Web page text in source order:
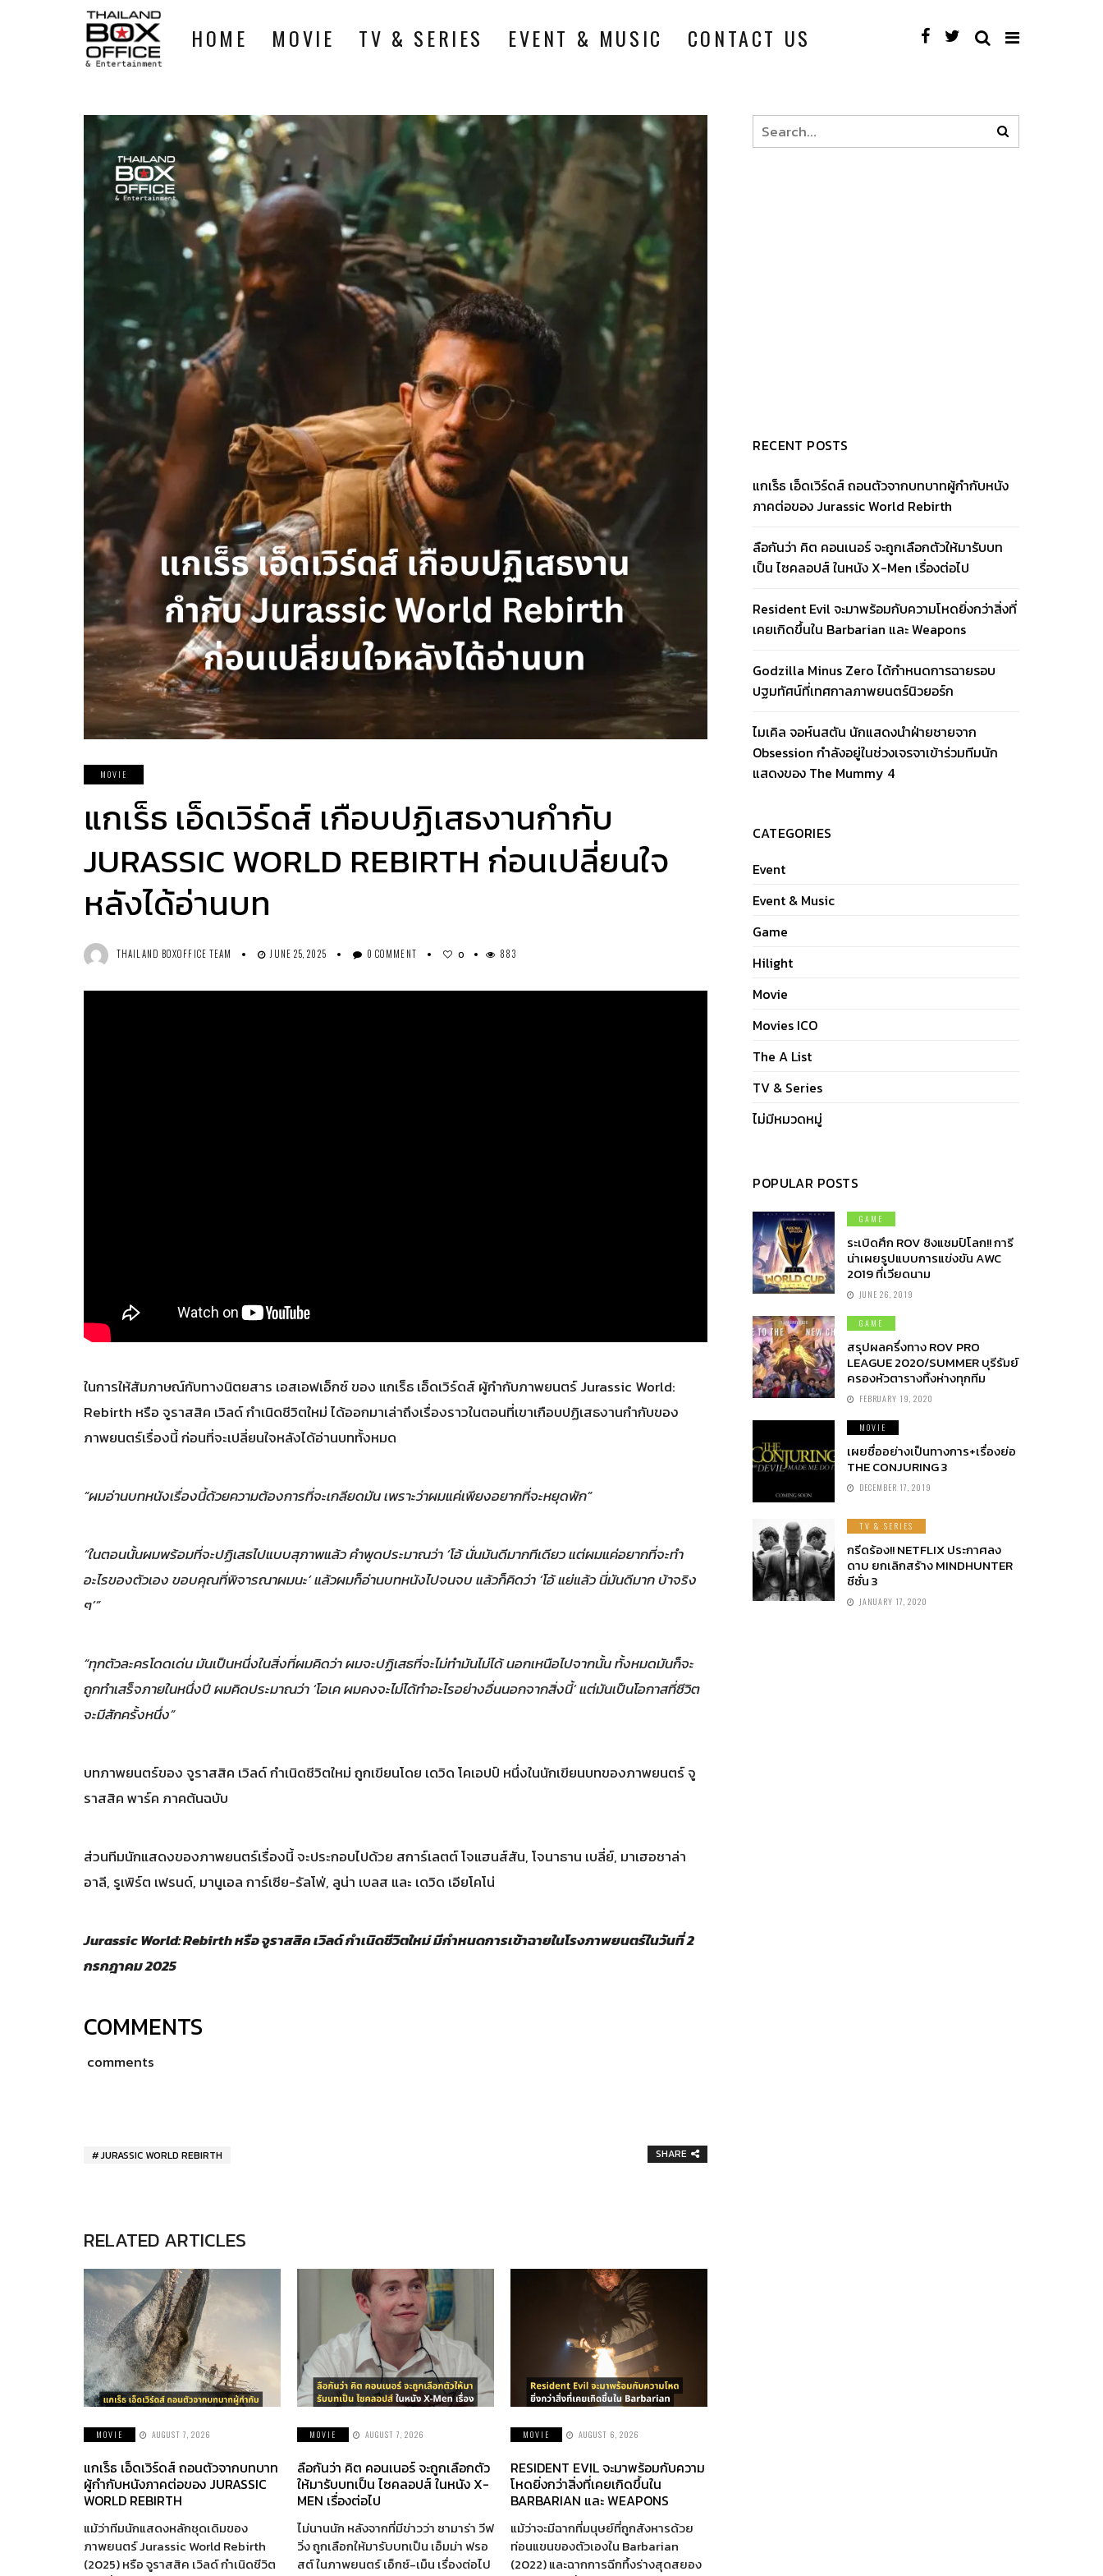
HOME MOVIE TV & SERIES EVENT & MUSIC CONTACT US
MOVIE
แกเร็ธ เอ็ดเวิร์ดส์ เกือบปฏิเสธงานกำกับ
JURASSIC WORLD REBIRTH ก่อนเปลี่ยนใจ
หลังได้อ่านบท
THAILAND BOXOFFICE TEAM JUNE 25, 2025 0 COMMENT 0 883
ในการให้สัมภาษณ์กับทางนิตยสาร เอสเอฟเอ็กซ์ ของ แกเร็ธ เอ็ดเวิร์ดส์ ผู้กำกับภาพยนตร์ Jurassic World:
Rebirth หรือ จูราสสิค เวิลด์ กำเนิดชีวิตใหม่ ได้ออกมาเล่าถึงเรื่องราวในตอนที่เขาเกือบปฏิเสธงานกำกับของ
ภาพยนตร์เรื่องนี้ ก่อนที่จะเปลี่ยนใจหลังได้อ่านบททั้งหมด
“ผมอ่านบทหนังเรื่องนี้ด้วยความต้องการที่จะเกลียดมัน เพราะว่าผมแค่เพียงอยากที่จะหยุดพัก”
“ในตอนนั้นผมพร้อมที่จะปฏิเสธไปแบบสุภาพแล้ว คำพูดประมาณว่า ‘โอ้ นั่นมันดีมากทีเดียว แต่ผมแค่อยากที่จะทำ
อะไรของตัวเอง ขอบคุณที่พิจารณาผมนะ’ แล้วผมก็อ่านบทหนังไปจนจบ แล้วก็คิดว่า ‘โอ้ แย่แล้ว นี่มันดีมาก บ้าจริง
ๆ’”
“ทุกตัวละครโดดเด่น มันเป็นหนึ่งในสิ่งที่ผมคิดว่า ผมจะปฏิเสธที่จะไม่ทำมันไม่ได้ นอกเหนือไปจากนั้น ทั้งหมดมันก็จะ
ถูกทำเสร็จภายในหนึ่งปี ผมคิดประมาณว่า ‘โอเค ผมคงจะไม่ได้ทำอะไรอย่างอื่นนอกจากสิ่งนี้’ แต่มันเป็นโอกาสที่ชีวิต
จะมีสักครั้งหนึ่ง”
บทภาพยนตร์ของ จูราสสิค เวิลด์ กำเนิดชีวิตใหม่ ถูกเขียนโดย เดวิด โคเอปป์ หนึ่งในนักเขียนบทของภาพยนตร์ จู
ราสสิค พาร์ค ภาคต้นฉบับ
ส่วนทีมนักแสดงของภาพยนตร์เรื่องนี้ จะประกอบไปด้วย สการ์เลตต์ โจแฮนส์สัน, โจนาธาน เบลี่ย์, มาเฮอชาล่า
อาลี, รูเพิร์ต เฟรนด์, มานูเอล การ์เซีย-รัลโฟ่, ลูน่า เบลส และ เดวิด เอียโคโน่
Jurassic World: Rebirth หรือ จูราสสิค เวิลด์ กำเนิดชีวิตใหม่ มีกำหนดการเข้าฉายในโรงภาพยนตร์ในวันที่ 2
กรกฎาคม 2025
COMMENTS
comments
JURASSIC WORLD REBIRTH SHARE
RELATED ARTICLES
MOVIE AUGUST 7, 2026
แกเร็ธ เอ็ดเวิร์ดส์ ถอนตัวจากบทบาท
ผู้กำกับหนังภาคต่อของ JURASSIC
WORLD REBIRTH
แม้ว่าทีมนักแสดงหลักชุดเดิมของ
ภาพยนตร์ Jurassic World Rebirth
(2025) หรือ จูราสสิค เวิลด์ กำเนิดชีวิต
MOVIE AUGUST 7, 2026
ลือกันว่า คิต คอนเนอร์ จะถูกเลือกตัว
ให้มารับบทเป็น ไซคลอปส์ ในหนัง X-
MEN เรื่องต่อไป
ไม่นานนัก หลังจากที่มีข่าวว่า ซามาร่า วีฟ
วิ่ง ถูกเลือกให้มารับบทเป็น เอ็มม่า ฟรอ
สต์ ในภาพยนตร์ เอ็กซ์-เม็น เรื่องต่อไป
MOVIE AUGUST 6, 2026
RESIDENT EVIL จะมาพร้อมกับความ
โหดยิ่งกว่าสิ่งที่เคยเกิดขึ้นใน
BARBARIAN และ WEAPONS
แม้ว่าจะมีฉากที่มนุษย์ที่ถูกสังหารด้วย
ท่อนแขนของตัวเองใน Barbarian
(2022) และฉากการฉีกทึ้งร่างสุดสยอง
RECENT POSTS
แกเร็ธ เอ็ดเวิร์ดส์ ถอนตัวจากบทบาทผู้กำกับหนัง
ภาคต่อของ Jurassic World Rebirth
ลือกันว่า คิต คอนเนอร์ จะถูกเลือกตัวให้มารับบท
เป็น ไซคลอปส์ ในหนัง X-Men เรื่องต่อไป
Resident Evil จะมาพร้อมกับความโหดยิ่งกว่าสิ่งที่
เคยเกิดขึ้นใน Barbarian และ Weapons
Godzilla Minus Zero ได้กำหนดการฉายรอบ
ปฐมทัศน์ที่เทศกาลภาพยนตร์นิวยอร์ก
ไมเคิล จอห์นสตัน นักแสดงนำฝ่ายชายจาก
Obsession กำลังอยู่ในช่วงเจรจาเข้าร่วมทีมนัก
แสดงของ The Mummy 4
CATEGORIES
Event
Event & Music
Game
Hilight
Movie
Movies ICO
The A List
TV & Series
ไม่มีหมวดหมู่
POPULAR POSTS
GAME
ระเบิดศึก ROV ชิงแชมป์โลก!! การี
น่าเผยรูปแบบการแข่งขัน AWC
2019 ที่เวียดนาม
JUNE 26, 2019
GAME
สรุปผลครึ่งทาง ROV PRO
LEAGUE 2020/SUMMER บุรีรัมย์
ครองหัวตารางทิ้งห่างทุกทีม
FEBRUARY 19, 2020
MOVIE
เผยชื่ออย่างเป็นทางการ+เรื่องย่อ
THE CONJURING 3
DECEMBER 17, 2019
TV & SERIES
กรีดร้อง!! NETFLIX ประกาศลง
ดาบ ยกเลิกสร้าง MINDHUNTER
ซีซั่น 3
JANUARY 17, 2020